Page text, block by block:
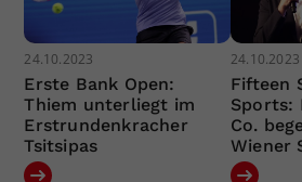
24.10.2023
Erste Bank Open:
Thiem unterliegt im
Erstrundenkracher
Tsitsipas
24.10.2023
Fifteen
Sports:
Co.
Wiener